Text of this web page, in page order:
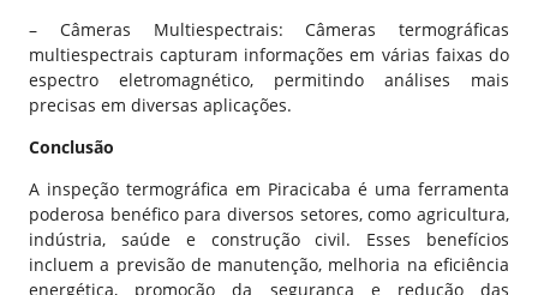
– Câmeras Multiespectrais: Câmeras termográficas
multiespectrais capturam informações em várias faixas do
espectro eletromagnético, permitindo análises mais
precisas em diversas aplicações.
Conclusão
A inspeção termográfica em Piracicaba é uma ferramenta
poderosa benéfico para diversos setores, como agricultura,
indústria, saúde e construção civil. Esses benefícios
incluem a previsão de manutenção, melhoria na eficiência
energética, promoção da segurança e redução das